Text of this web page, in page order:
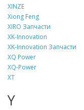
XINZE
Xiong Feng
XIRO Запчасти
XK-Innovation
XK-Innovation Запчасти
XQ Power
XQ-Power
XT
Y